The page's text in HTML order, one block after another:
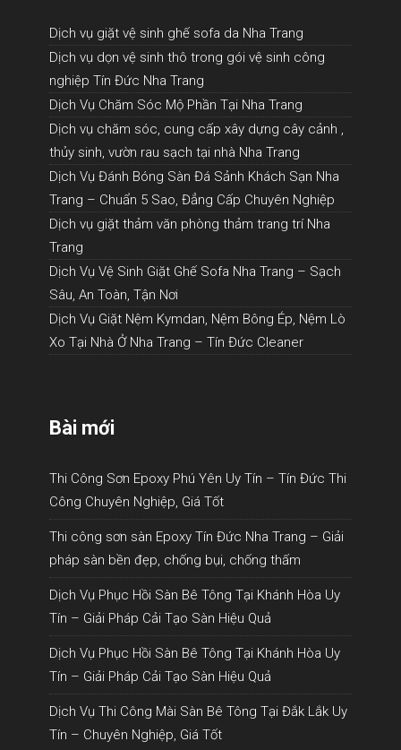
Dịch vụ giặt vệ sinh ghế sofa da Nha Trang
Dịch vụ dọn vệ sinh thô trong gói vệ sinh công
nghiệp Tín Đức Nha Trang
Dịch Vụ Chăm Sóc Mộ Phần Tại Nha Trang
Dịch vụ chăm sóc, cung cấp xây dựng cây cảnh ,
thủy sinh, vườn rau sạch tại nhà Nha Trang
Dịch Vụ Đánh Bóng Sàn Đá Sảnh Khách Sạn Nha
Trang – Chuẩn 5 Sao, Đẳng Cấp Chuyên Nghiệp
Dịch vụ giặt thảm văn phòng thảm trang trí Nha
Trang
Dịch Vụ Vệ Sinh Giặt Ghế Sofa Nha Trang – Sạch
Sâu, An Toàn, Tận Nơi
Dịch Vụ Giặt Nệm Kymdan, Nệm Bông Ép, Nệm Lò
Xo Tại Nhà Ở Nha Trang – Tín Đức Cleaner
Bài mới
Thi Công Sơn Epoxy Phú Yên Uy Tín – Tín Đức Thi
Công Chuyên Nghiệp, Giá Tốt
Thi công sơn sàn Epoxy Tín Đức Nha Trang – Giải
pháp sàn bền đẹp, chống bụi, chống thấm
Dịch Vụ Phục Hồi Sàn Bê Tông Tại Khánh Hòa Uy
Tín – Giải Pháp Cải Tạo Sàn Hiệu Quả
Dịch Vụ Phục Hồi Sàn Bê Tông Tại Khánh Hòa Uy
Tín – Giải Pháp Cải Tạo Sàn Hiệu Quả
Dịch Vụ Thi Công Mài Sàn Bê Tông Tại Đắk Lắk Uy
Tín – Chuyên Nghiệp, Giá Tốt